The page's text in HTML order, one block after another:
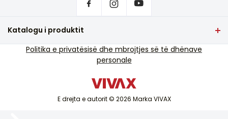
Ku të blini produkte VIVAX?
Mbështetja e shërbimit
Mbështetje e shërbimit jashtë garancisë
Katalogu i produktit
TV dhe audio
Pajisjet inteligjenteE drejta e autorit © 2026 Marka VIVAX
Politika e privatësisë dhe mbrojtjes së të dhënave
personale